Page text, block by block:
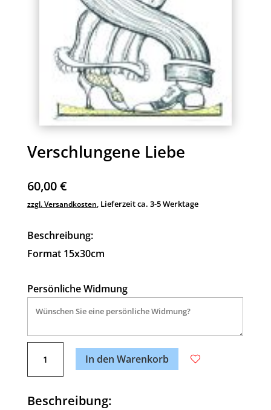
Verschlungene Liebe
60,00€
zzgl. Versandkosten, Lieferzeit ca. 3-5 Werktage
Beschreibung:
Format 15x30cm
Persönliche Widmung
Verschlungene
Liebe
In den Warenkorb
A
r
Beschreibung: